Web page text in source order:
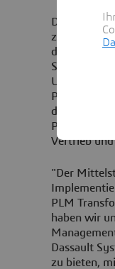
Dies ist die
zwischen
der PLM-
PLM-
den PLM-
Partnern
Vertrieb
"Der
PLM
haben wir
Dassault
zu bieten,